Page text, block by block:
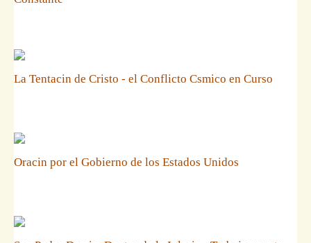
La Tentacin de Cristo - el Conflicto Csmico en Curso
Oracin por el Gobierno de los Estados Unidos